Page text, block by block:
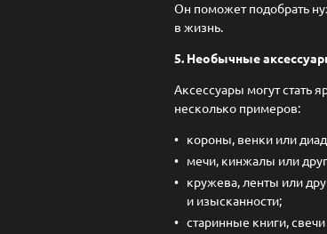
Он поможет подобрать
в жизнь.
5. Необычные
Аксессуары могут стать
несколько примеров:
короны, венки или
мечи, кинжалы или
кружева, ленты или
и изысканности;
старинные книги,